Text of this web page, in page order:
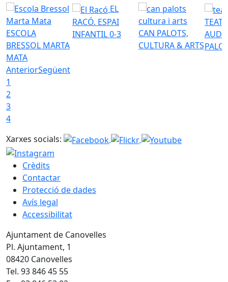
ESCOLA
BRESSOL MARTA
MATA
EL
RACÓ. ESPAI
INFANTIL 0-3
CAN PALOTS,
CULTURA & ARTS
AnteriorSegüent
1
2
3
4
Xarxes socials:
Crèdits
Contactar
Protecció de dades
Avís legal
Accessibilitat
Ajuntament de Canovelles
Pl. Ajuntament, 1
08420 Canovelles
Tel. 93 846 45 55